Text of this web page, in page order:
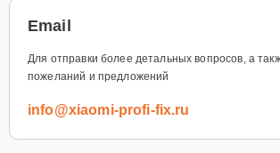
Email
Для отправки более детальных вопросов, а
пожеланий и предложений
info@xiaomi-profi-fix.ru